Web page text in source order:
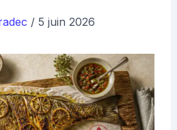
/ 5 juin 2026